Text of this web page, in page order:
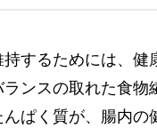
するためには、健
ンスの取れた食物
ぱく質が、腸内の